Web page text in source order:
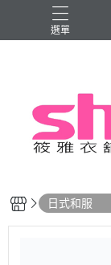
選單
旗袍
日式和服